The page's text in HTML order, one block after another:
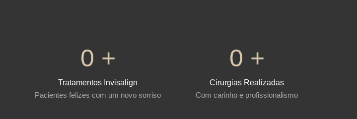
0 +
Tratamentos Invisalign
Pacientes felizes com um novo sorriso
0 +
Cirurgias Realizadas
Com carinho e profissionalismo